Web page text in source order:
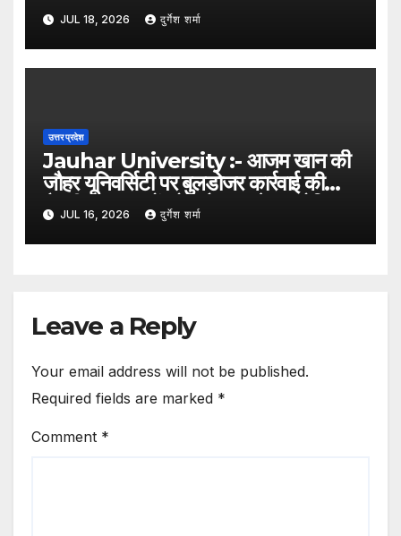
से ट्रैक्टर-ट्रॉली पलटी; दो की मौत, एक गंभीर
घायल
JUL 18, 2026 दुर्गेश शर्मा
उत्तर प्रदेश
Jauhar University :- आजम खान की
जौहर यूनिवर्सिटी पर बुलडोजर कार्रवाई की
तैयारी, 38 भवनों को अवैध बताते हुए नोटिस
JUL 16, 2026 दुर्गेश शर्मा
Leave a Reply
Your email address will not be published.
Required fields are marked *
Comment *